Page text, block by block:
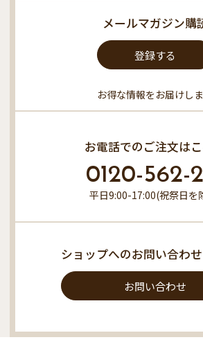
メールマガジン購
登録する
お得な情報をお届けし
お電話でのご注文は
0120-562-
平日9:00-17:00(祝祭日を
ショップへのお問い合わ
お問い合わせ